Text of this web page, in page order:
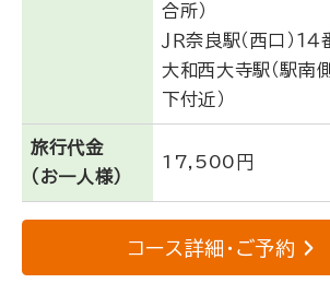
合所）
ＪＲ奈良駅（西口）１
大和西大寺駅（駅南
下付近）
旅行代金
（お一人様）
17,500円
コース詳細・ご予約